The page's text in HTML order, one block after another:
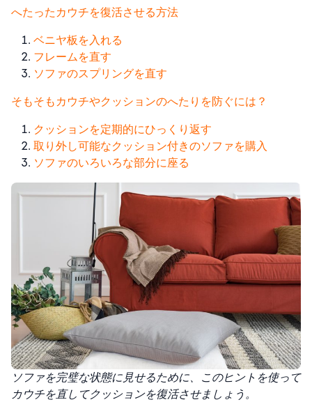
へたったカウチを復活させる方法
ベニヤ板を入れる
フレームを直す
ソファのスプリングを直す
そもそもカウチやクッションのへたりを防ぐには？
クッションを定期的にひっくり返す
取り外し可能なクッション付きのソファを購入
ソファのいろいろな部分に座る
ソファを完璧な状態に見せるために、このヒントを使って
カウチを直してクッションを復活させましょう。